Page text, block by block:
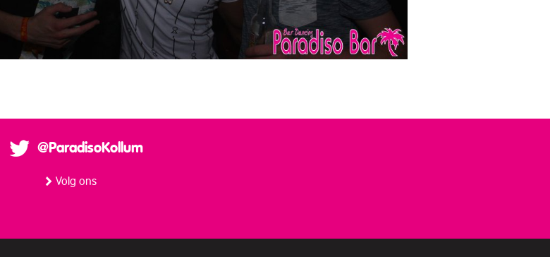
@ParadisoKollum
Volg ons